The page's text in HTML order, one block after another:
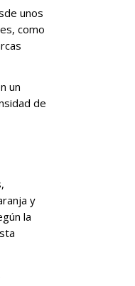
unos
como
un
de
y
la